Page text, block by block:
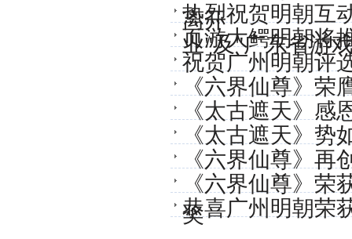
离开
热烈祝贺明朝互
业"及"广东省游
页游大鳄明朝将
祝贺广州明朝评
《六界仙尊》荣
《太古遮天》感
《太古遮天》势
《六界仙尊》再
《六界仙尊》
奖
恭喜广州明朝荣